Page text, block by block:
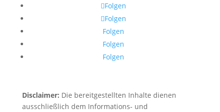
Folgen
Folgen
Folgen
Folgen
Folgen
Disclaimer: Die bereitgestellten Inhalte dienen
ausschließlich dem Informations- und